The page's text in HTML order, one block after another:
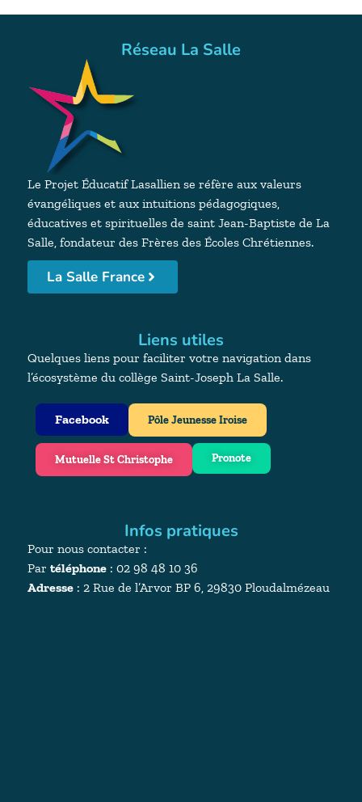
Réseau La Salle
Le Projet Éducatif Lasallien se réfère aux valeurs
évangéliques et aux intuitions pédagogiques,
éducatives et spirituelles de saint Jean-Baptiste de La
Salle, fondateur des Frères des Écoles Chrétiennes.
La Salle France
Liens utiles
Quelques liens pour faciliter votre navigation dans
l’écosystème du collège Saint-Joseph La Salle.
Facebook Pôle Jeunesse Iroise
Mutuelle St Christophe Pronote
Infos pratiques
Pour nous contacter :
Par téléphone : 02 98 48 10 36
Adresse : 2 Rue de l’Arvor BP 6, 29830 Ploudalmézeau